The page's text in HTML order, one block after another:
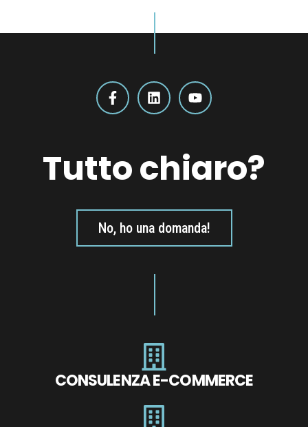
Tutto chiaro?
No, ho una domanda!
CONSULENZA E-COMMERCE